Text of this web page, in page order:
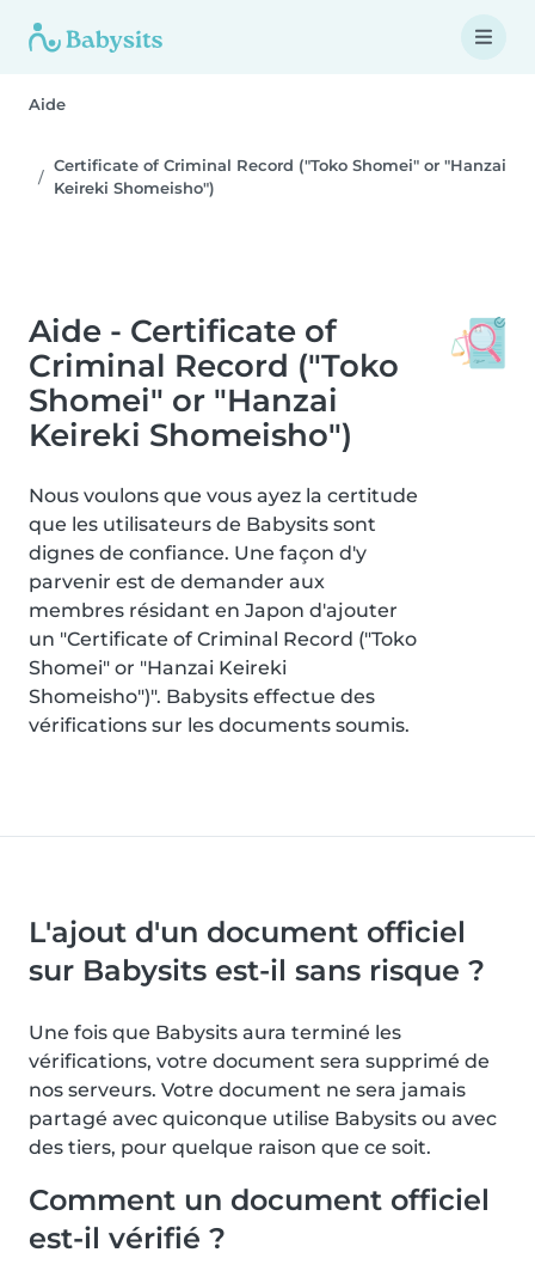
Aide
Certificate of Criminal Record ("Toko Shomei" or "Hanzai
Keireki Shomeisho")
Aide - Certificate of
Criminal Record ("Toko
Shomei" or "Hanzai
Keireki Shomeisho")
Nous voulons que vous ayez la certitude
que les utilisateurs de Babysits sont
dignes de confiance. Une façon d'y
parvenir est de demander aux
membres résidant en Japon d'ajouter
un "Certificate of Criminal Record ("Toko
Shomei" or "Hanzai Keireki
Shomeisho")". Babysits effectue des
vérifications sur les documents soumis.
L'ajout d'un document officiel
sur Babysits est-il sans risque ?
Une fois que Babysits aura terminé les
vérifications, votre document sera supprimé de
nos serveurs. Votre document ne sera jamais
partagé avec quiconque utilise Babysits ou avec
des tiers, pour quelque raison que ce soit.
Comment un document officiel
est-il vérifié ?